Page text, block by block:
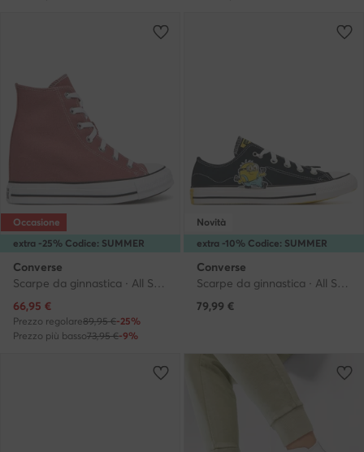
extra -25% Codice: SUMMER
Occasione
Converse
Prezzo attuale
66,95 €
Prezzo regolare89,95 €-25%
Prezzo più basso73,95 €-9%
extra -10% Codice: SUMMER
Novità
Converse
79,99 €